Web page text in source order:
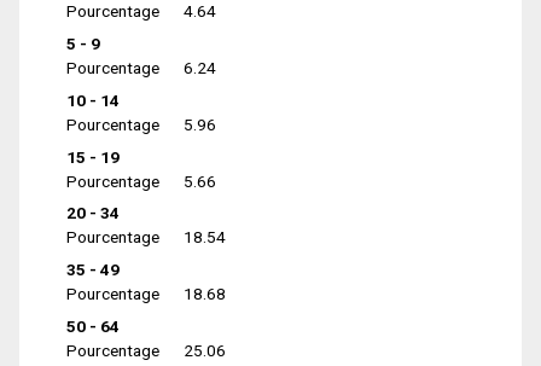
Pourcentage
4.64
5 - 9
Pourcentage
6.24
10 - 14
Pourcentage
5.96
15 - 19
Pourcentage
5.66
20 - 34
Pourcentage
18.54
35 - 49
Pourcentage
18.68
50 - 64
Pourcentage
25.06